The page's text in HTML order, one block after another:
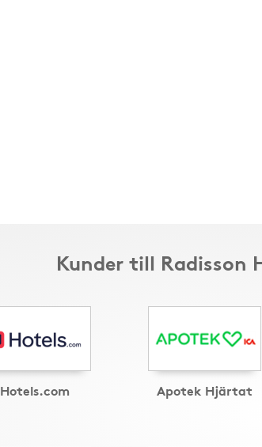
Kunder till Radisson
Hotels.com Apotek Hjärtat